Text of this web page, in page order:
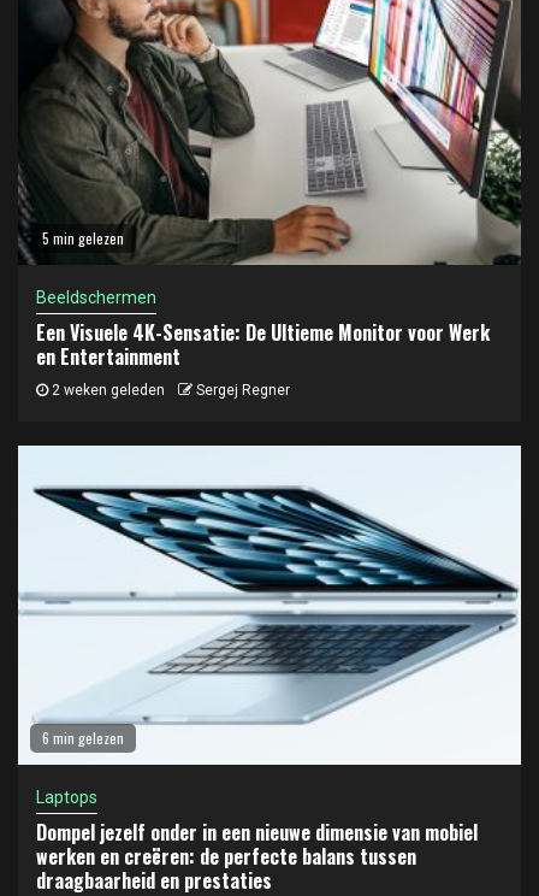
5 min gelezen
Beeldschermen
Een Visuele 4K-Sensatie: De Ultieme Monitor voor Werk
en Entertainment
2 weken geleden Sergej Regner
6 min gelezen
Laptops
Dompel jezelf onder in een nieuwe dimensie van mobiel
werken en creëren: de perfecte balans tussen
draagbaarheid en prestaties